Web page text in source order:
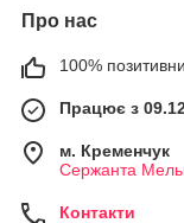
Про нас
100%
Працює з
м. Кременчук
Сержанта
Контакти